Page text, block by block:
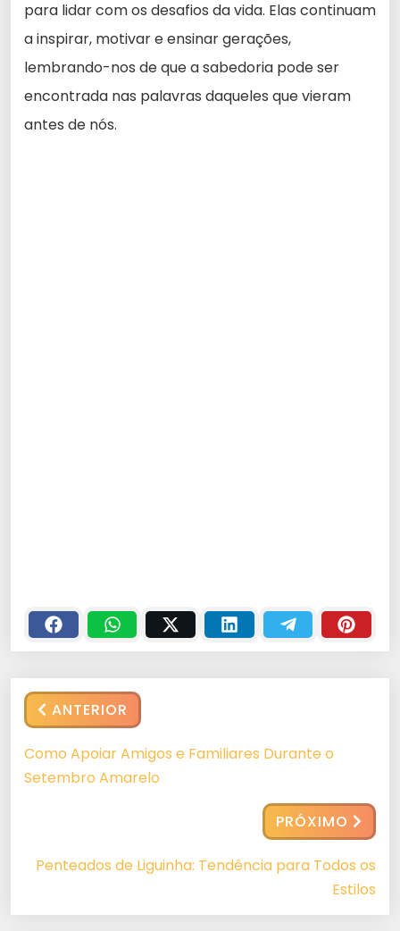
para lidar com os desafios da vida. Elas continuam
a inspirar, motivar e ensinar gerações,
lembrando-nos de que a sabedoria pode ser
encontrada nas palavras daqueles que vieram
antes de nós.
ANTERIOR
Como Apoiar Amigos e Familiares Durante o
Setembro Amarelo
PRÓXIMO
Penteados de Liguinha: Tendência para Todos os
Estilos